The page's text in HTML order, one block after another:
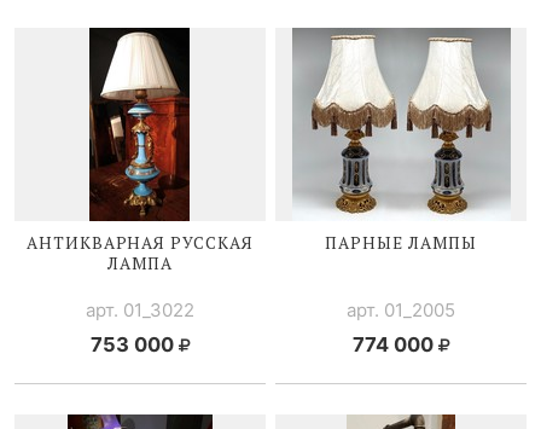
АНТИКВАРНАЯ РУССКАЯ
ЛАМПА
арт. 01_3022
753 000
ПАРНЫЕ ЛАМПЫ
арт. 01_2005
774 000